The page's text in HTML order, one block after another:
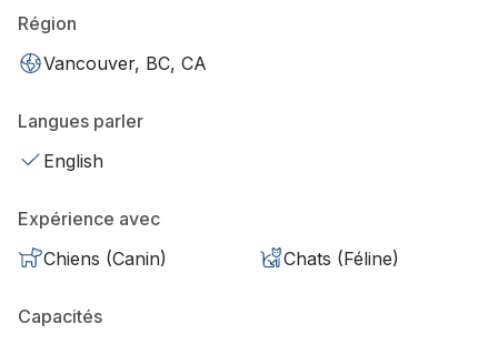
Région
Vancouver, BC, CA
Langues parler
English
Expérience avec
Chiens (Canin)
Chats (Féline)
Capacités